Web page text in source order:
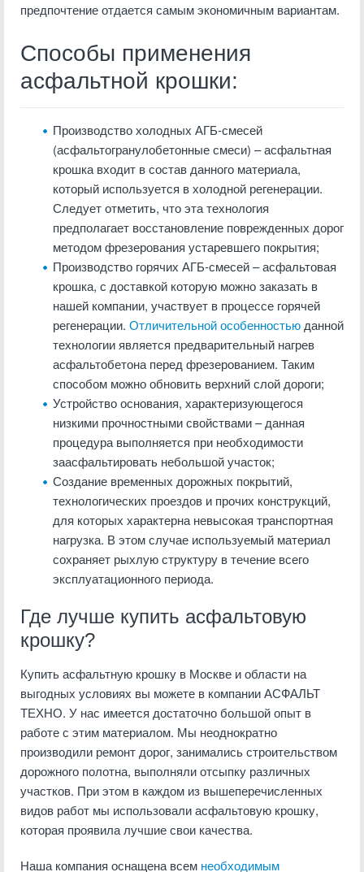
предпочтение отдается самым экономичным вариантам.
Способы применения
асфальтной крошки:
Производство холодных АГБ-смесей
(асфальтогранулобетонные смеси) – асфальтная
крошка входит в состав данного материала,
который используется в холодной регенерации.
Следует отметить, что эта технология
предполагает восстановление поврежденных дорог
методом фрезерования устаревшего покрытия;
Производство горячих АГБ-смесей – асфальтовая
крошка, с доставкой которую можно заказать в
нашей компании, участвует в процессе горячей
регенерации. Отличительной особенностью данной
технологии является предварительный нагрев
асфальтобетона перед фрезерованием. Таким
способом можно обновить верхний слой дороги;
Устройство основания, характеризующегося
низкими прочностными свойствами – данная
процедура выполняется при необходимости
заасфальтировать небольшой участок;
Создание временных дорожных покрытий,
технологических проездов и прочих конструкций,
для которых характерна невысокая транспортная
нагрузка. В этом случае используемый материал
сохраняет рыхлую структуру в течение всего
эксплуатационного периода.
Где лучше купить асфальтовую
крошку?
Купить асфальтную крошку в Москве и области на
выгодных условиях вы можете в компании АСФАЛЬТ
ТЕХНО. У нас имеется достаточно большой опыт в
работе с этим материалом. Мы неоднократно
производили ремонт дорог, занимались строительством
дорожного полотна, выполняли отсыпку различных
участков. При этом в каждом из вышеперечисленных
видов работ мы использовали асфальтовую крошку,
которая проявила лучшие свои качества.
Наша компания оснащена всем необходимым